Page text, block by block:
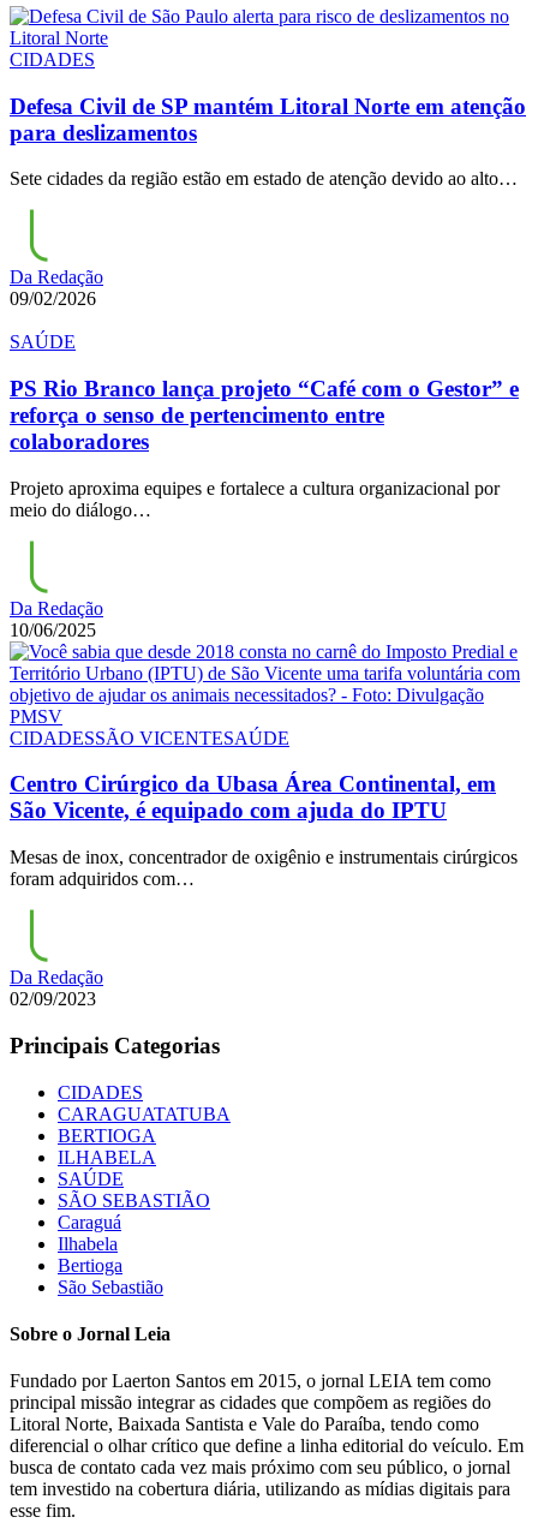
CIDADES
Defesa Civil de SP mantém Litoral Norte em atenção
para deslizamentos
Sete cidades da região estão em estado de atenção devido ao alto…
Da Redação
09/02/2026
SAÚDE
PS Rio Branco lança projeto “Café com o Gestor” e
reforça o senso de pertencimento entre
colaboradores
Projeto aproxima equipes e fortalece a cultura organizacional por
meio do diálogo…
Da Redação
10/06/2025
CIDADESSÃO VICENTESAÚDE
Centro Cirúrgico da Ubasa Área Continental, em
São Vicente, é equipado com ajuda do IPTU
Mesas de inox, concentrador de oxigênio e instrumentais cirúrgicos
foram adquiridos com…
Da Redação
02/09/2023
Principais Categorias
CIDADES
CARAGUATATUBA
BERTIOGA
ILHABELA
SAÚDE
SÃO SEBASTIÃO
Caraguá
Ilhabela
Bertioga
São Sebastião
Sobre o Jornal Leia
Fundado por Laerton Santos em 2015, o jornal LEIA tem como
principal missão integrar as cidades que compõem as regiões do
Litoral Norte, Baixada Santista e Vale do Paraíba, tendo como
diferencial o olhar crítico que define a linha editorial do veículo. Em
busca de contato cada vez mais próximo com seu público, o jornal
tem investido na cobertura diária, utilizando as mídias digitais para
esse fim.